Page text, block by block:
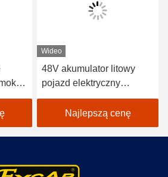
/
Wideo
48V akumulator litowy
pojazd elektryczny
samochód golfowy
EXCAR A1S6 + 2 biały
Najlepszą cenę